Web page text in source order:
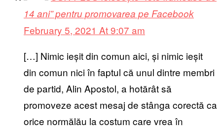
14 ani” pentru promovarea pe Facebook
February 5, 2021 At 9:07 am
[…] Nimic ieșit din comun aici, și nimic ieșit
din comun nici în faptul că unul dintre membri
de partid, Alin Apostol, a hotărât să
promoveze acest mesaj de stânga corectă ca
orice normălău la costum care vrea în